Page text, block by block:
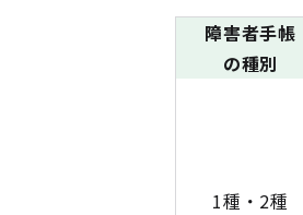
障害者手帳
の種別
1種・2種